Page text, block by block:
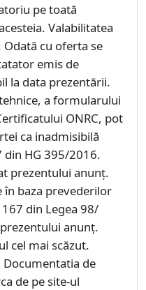
pe toată
Valabilitatea
cu oferta se
emis de
la data prezentării.
a formularului
ONRC, pot
ca inadmisibilă
HG 395/2016.
prezentului anunț.
în baza prevederilor
din Legea 98/
anunț.
cel mai scăzut.
Documentatia de
de pe site-ul